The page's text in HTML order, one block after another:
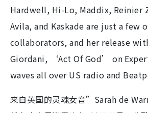
Hardwell, Hi-Lo, Maddix, Reinier
Avila, and Kaskade are just a few
collaborators, and her release
Giordani, ‘Act Of God’ on
waves all over US radio and
来自英国的灵魂女音”Sarah de